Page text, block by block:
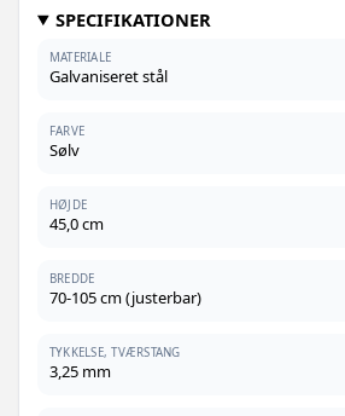
SPECIFIKATIONER
MATERIALE
Galvaniseret stål
FARVE
Sølv
HØJDE
45,0 cm
BREDDE
70-105 cm (justerbar)
TYKKELSE, TVÆRSTANG
3,25 mm